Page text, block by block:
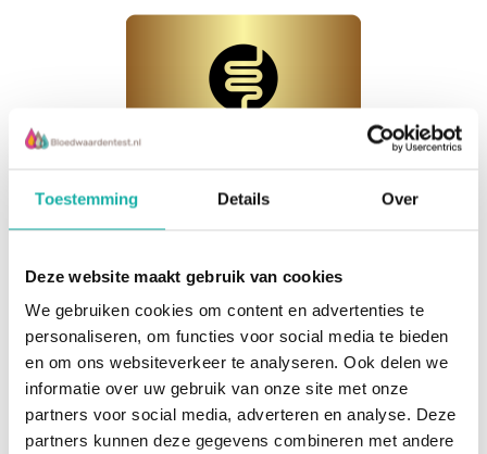
Toestemming Details Over
Deze website maakt gebruik van cookies
We gebruiken cookies om content en advertenties te
personaliseren, om functies voor social media te bieden
en om ons websiteverkeer te analyseren. Ook delen we
informatie over uw gebruik van onze site met onze
partners voor social media, adverteren en analyse. Deze
partners kunnen deze gegevens combineren met andere
Verbeter je Darmgezondheid met
Microbioomtesten
Een gezond microbioom is essentieel voor je
algehele welzijn, spijsvertering en
immuunsysteem. Bij specifieke klachten kan de
Microbioom RP-testwaardevolle inzichten